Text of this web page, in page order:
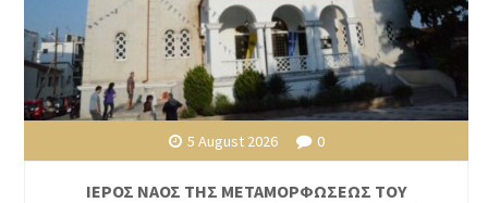
5 August 2026 0
ΙΕΡΟΣ ΝΑΟΣ ΤΗΣ ΜΕΤΑΜΟΡΦΩΣΕΩΣ ΤΟΥ